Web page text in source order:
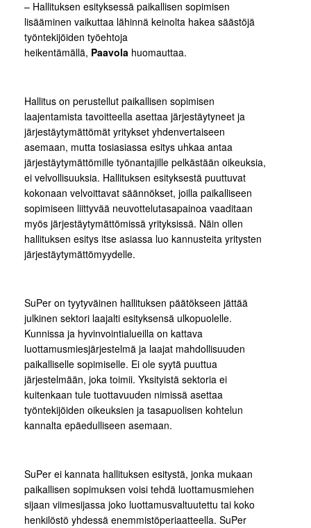
– Hallituksen esityksessä paikallisen sopimisen
lisääminen vaikuttaa lähinnä keinolta hakea säästöjä
työntekijöiden työehtoja
heikentämällä, Paavola huomauttaa.
Hallitus on perustellut paikallisen sopimisen
laajentamista tavoitteella asettaa järjestäytyneet ja
järjestäytymättömät yritykset yhdenvertaiseen
asemaan, mutta tosiasiassa esitys uhkaa antaa
järjestäytymättömille työnantajille pelkästään oikeuksia,
ei velvollisuuksia. Hallituksen esityksestä puuttuvat
kokonaan velvoittavat säännökset, joilla paikalliseen
sopimiseen liittyvää neuvottelutasapainoa vaaditaan
myös järjestäytymättömissä yrityksissä. Näin ollen
hallituksen esitys itse asiassa luo kannusteita yritysten
järjestäytymättömyydelle.
SuPer on tyytyväinen hallituksen päätökseen jättää
julkinen sektori laajalti esityksensä ulkopuolelle.
Kunnissa ja hyvinvointialueilla on kattava
luottamusmiesjärjestelmä ja laajat mahdollisuuden
paikalliselle sopimiselle. Ei ole syytä puuttua
järjestelmään, joka toimii. Yksityistä sektoria ei
kuitenkaan tule tuottavuuden nimissä asettaa
työntekijöiden oikeuksien ja tasapuolisen kohtelun
kannalta epäedulliseen asemaan.
SuPer ei kannata hallituksen esitystä, jonka mukaan
paikallisen sopimuksen voisi tehdä luottamusmiehen
sijaan viimesijassa joko luottamusvaltuutettu tai koko
henkilöstö yhdessä enemmistöperiaatteella. SuPer